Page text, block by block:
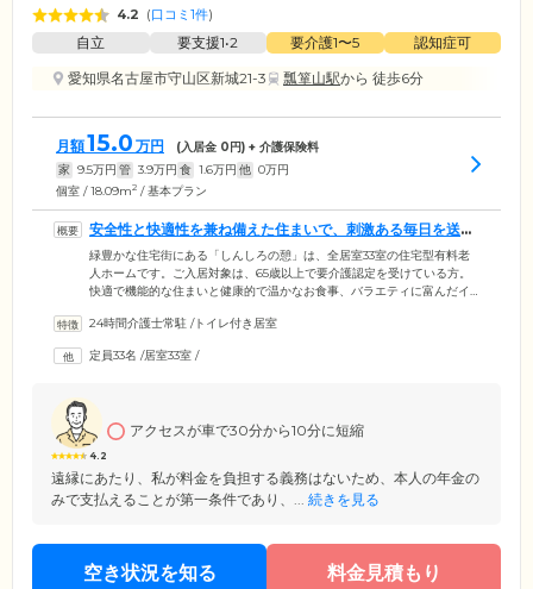
4.2 (口コミ1件)
自立 要支援1•2 要介護1〜5
認知症可
愛知県名古屋市守山区新城21-3
瓢箪山駅から 徒歩6分
月額15.0 万円 (入居金 0円) + 介護保険料
家 9.5万円 管 3.9万円 食 1.6万円 他 0万円
個室 / 18.09m2 / 基本プラン
安全性と快適性を兼ね備えた住まいで、刺激ある毎日を送れ
ます
緑豊かな住宅街にある「しんしろの憩」は、全居室33室の住宅型有料老
人ホームです。ご入居対象は、65歳以上で要介護認定を受けている方。
快適で機能的な住まいと健康的で温かなお食事、バラエティに富んだイ
心の毎日をサポートします。明るい自然光がたっぷり入る居室は、全室
いただけます。ケアコールシステムは24時間体制で管理。体調不良やお
24時間介護士常駐 /トイレ付き居室
定員33名 /居室33室 /
4.2
アクセスが車で30分から10分に短縮
遠縁にあたり、私が料金を負担する義務はないため、本人の年金の
みで支払えることが第一条件であり、... 続きを見る
空き状況を知る 料金見積もり